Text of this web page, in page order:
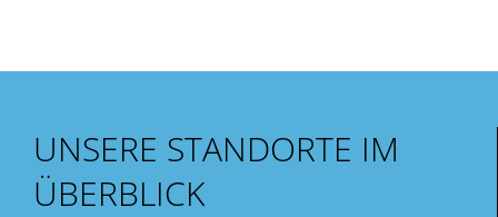
UNSERE STANDORTE IM
ÜBERBLICK